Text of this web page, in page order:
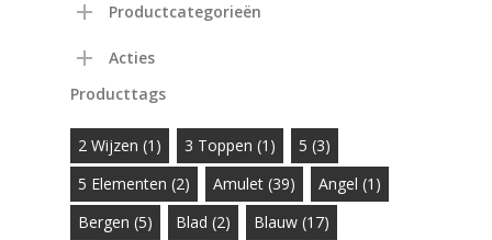
Productcategorieën
Acties
Producttags
2 Wijzen (1) 3 Toppen (1) 5 (3)
5 Elementen (2) Amulet (39) Angel (1)
Bergen (5) Blad (2) Blauw (17)